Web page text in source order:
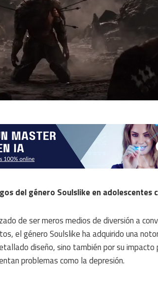
del género Soulslike en adolescentes
de ser meros medios de diversión a
el género Soulslike ha adquirido una
diseño, sino también por su
problemas como la depresión.